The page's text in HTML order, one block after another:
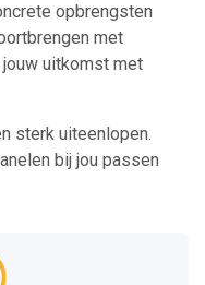
opbrengsten
met
jouw uitkomst met
sterk uiteenlopen.
bij jou passen